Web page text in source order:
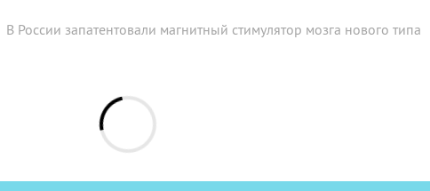
В России запатентовали магнитный стимулятор мозга нового типа